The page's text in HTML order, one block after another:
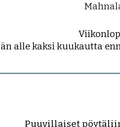
alle kaksi kuukautta
Puuvillaiset